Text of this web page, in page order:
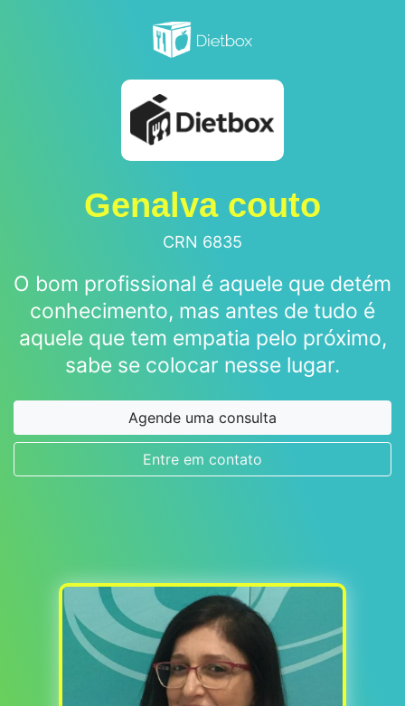
Genalva couto
CRN 6835
O bom profissional é aquele que detém
conhecimento, mas antes de tudo é
aquele que tem empatia pelo próximo,
sabe se colocar nesse lugar.
Agende uma consulta
Entre em contato